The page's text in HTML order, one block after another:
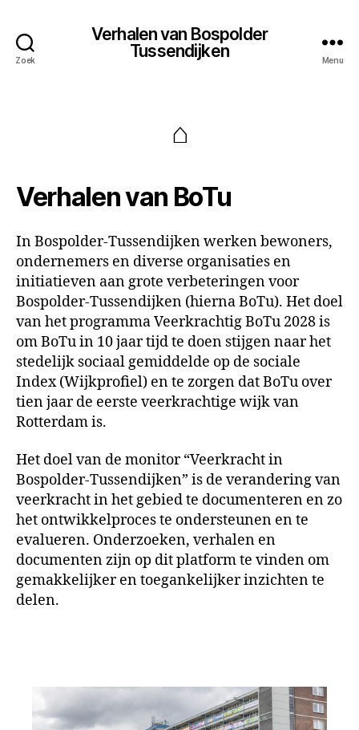
Zoek
Verhalen van Bospolder
Tussendijken
Menu
⌂
Verhalen van BoTu
In Bospolder-Tussendijken werken bewoners,
ondernemers en diverse organisaties en
initiatieven aan grote verbeteringen voor
Bospolder-Tussendijken (hierna BoTu). Het doel
van het programma Veerkrachtig BoTu 2028 is
om BoTu in 10 jaar tijd te doen stijgen naar het
stedelijk sociaal gemiddelde op de sociale
Index (Wijkprofiel) en te zorgen dat BoTu over
tien jaar de eerste veerkrachtige wijk van
Rotterdam is.
Het doel van de monitor “Veerkracht in
Bospolder-Tussendijken” is de verandering van
veerkracht in het gebied te documenteren en zo
het ontwikkelproces te ondersteunen en te
evalueren. Onderzoeken, verhalen en
documenten zijn op dit platform te vinden om
gemakkelijker en toegankelijker inzichten te
delen.